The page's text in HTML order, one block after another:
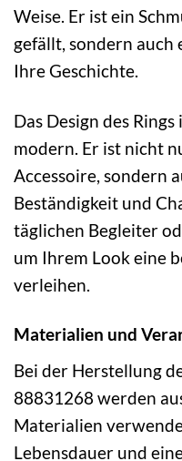
Weise. Er ist ein
gefällt, sondern auch
Ihre Geschichte.
Das Design des
modern. Er ist nicht
Accessoire, sondern
Beständigkeit und
täglichen Begleiter
um Ihrem Look eine
verleihen.
Materialien und
Bei der Herstellung
88831268 werden
Materialien
Lebensdauer und